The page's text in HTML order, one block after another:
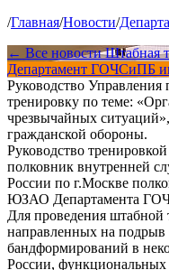
/Главная/Новости/
← Все новостиШтабная
Департамент ГОЧСиПБ
Руководство
тренировку по теме:
чрезвычайных
гражданской обороны.
Руководство
полковник внутренней
России по г.Москве
ЮЗАО Департамента
Для проведения штабной
направленных на подрыв
бандформирований в
России, функциональных